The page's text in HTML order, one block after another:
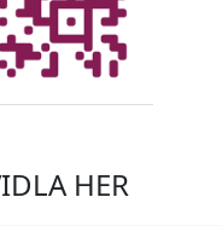
HER